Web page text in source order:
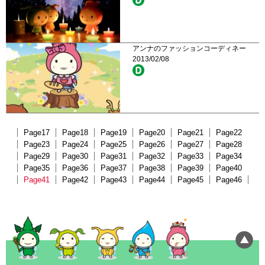
アンナのファッションコーディネー
2013/02/08
Page17 Page18 Page19 Page20 Page21
Page22
Page23
Page24 Page25 Page26 Page27
Page28
Page29
Page30 Page31 Page32 Page33
Page34
Page35
Page36 Page37 Page38 Page39
Page40
Page41
Page42 Page43 Page44 Page45 Page46